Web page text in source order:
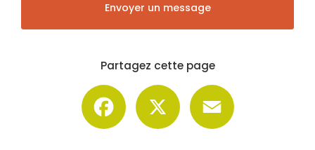
Envoyer un message
Partagez cette page
Facebook